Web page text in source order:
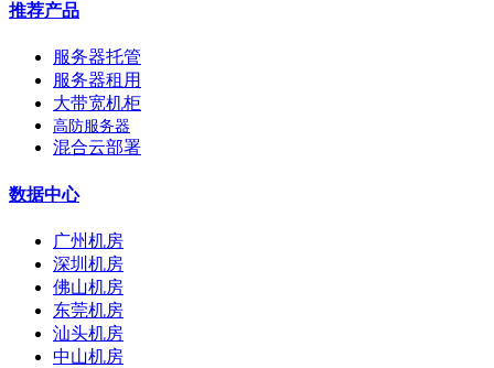
推荐产品
服务器托管
服务器租用
大带宽机柜
高防服务器
混合云部署
数据中心
广州机房
深圳机房
佛山机房
东莞机房
汕头机房
中山机房